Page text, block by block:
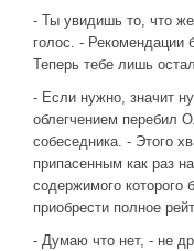
- Ты увидишь то, что
голос. - Рекомендации
Теперь тебе лишь
- Если нужно, значит
облегчением перебил
собеседника. - Этого
припасенным как раз
содержимого которого
приобрести полное
- Думаю что нет, - не